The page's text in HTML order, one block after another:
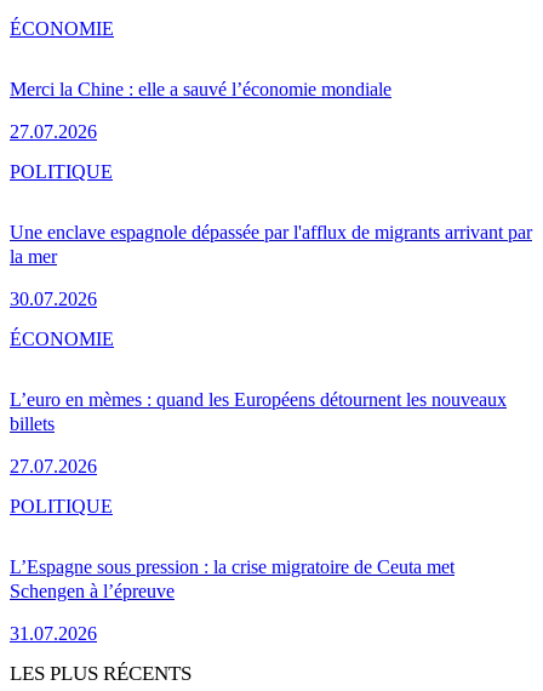
Merci la Chine : elle a sauvé l’économie mondiale
27.07.2026
ÉCONOMIE
Une enclave espagnole dépassée par l'afflux de migrants arrivant par
la mer
30.07.2026
POLITIQUE
L’euro en mèmes : quand les Européens détournent les nouveaux
billets
27.07.2026
ÉCONOMIE
L’Espagne sous pression : la crise migratoire de Ceuta met
Schengen à l’épreuve
31.07.2026
POLITIQUE
LES PLUS RÉCENTS